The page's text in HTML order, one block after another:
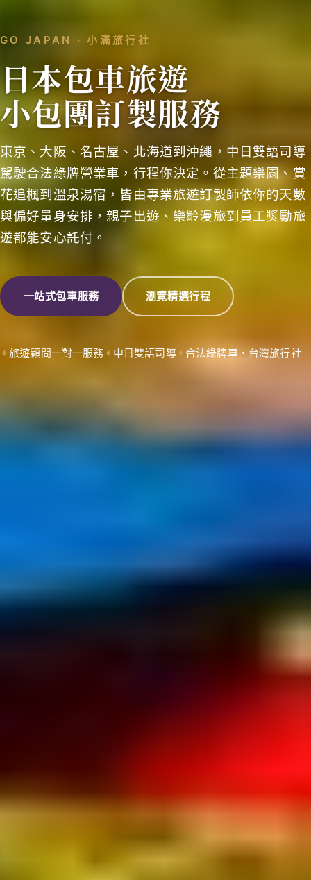
GO JAPAN ‧ 小滿旅行社
日本包車旅遊
小包團訂製服務
東京、大阪、名古屋、北海道到沖繩，中日雙語司導
駕駛合法綠牌營業車，行程你決定。從主題樂園、賞
花追楓到溫泉湯宿，皆由專業旅遊訂製師依你的天數
與偏好量身安排，親子出遊、樂齡漫旅到員工獎勵旅
遊都能安心託付。
一站式包車服務 瀏覽精選行程
旅遊顧問一對一服務 中日雙語司導 合法綠牌車・台灣旅行社